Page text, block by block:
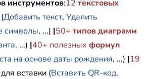
инструментов:12 текстовых
(Добавить текст, Удалить
символы, ...) |50+ типов диаграмм
, ...) |40+ полезных формул
на основе даты рождения, ...) |19
для вставки (Вставить QR-код,